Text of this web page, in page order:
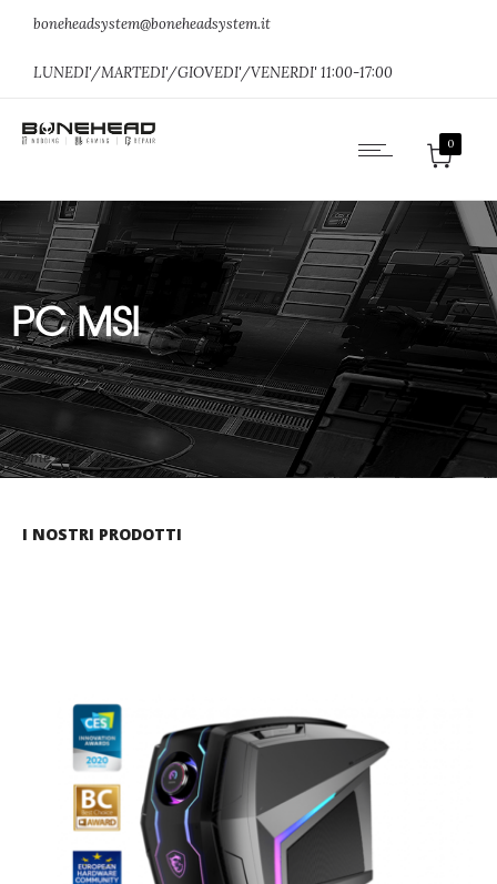
boneheadsystem@boneheadsystem.it
LUNEDI'/MARTEDI'/GIOVEDI'/VENERDI' 11:00-17:00
0
PC MSI
Home»PC MSI
I NOSTRI PRODOTTI